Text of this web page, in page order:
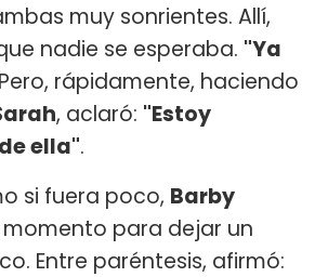
muy sonrientes. Allí,
nadie se esperaba. "Ya
rápidamente, haciendo
, aclaró: "Estoy
ella".
si fuera poco, Barby
para dejar un
Entre paréntesis, afirmó: